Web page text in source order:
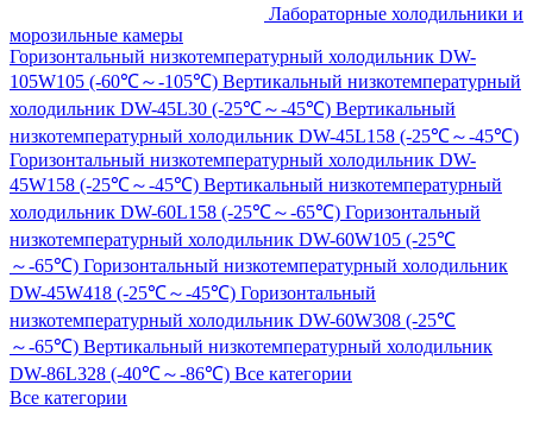
Лабораторные холодильники и
морозильные камеры
Горизонтальный низкотемпературный холодильник DW-
105W105 (-60℃～-105℃) Вертикальный низкотемпературный
холодильник DW-45L30 (-25℃～-45℃) Вертикальный
низкотемпературный холодильник DW-45L158 (-25℃～-45℃)
Горизонтальный низкотемпературный холодильник DW-
45W158 (-25℃～-45℃) Вертикальный низкотемпературный
холодильник DW-60L158 (-25℃～-65℃) Горизонтальный
низкотемпературный холодильник DW-60W105 (-25℃
～-65℃) Горизонтальный низкотемпературный холодильник
DW-45W418 (-25℃～-45℃) Горизонтальный
низкотемпературный холодильник DW-60W308 (-25℃
～-65℃) Вертикальный низкотемпературный холодильник
DW-86L328 (-40℃～-86℃) Все категории
Все категории